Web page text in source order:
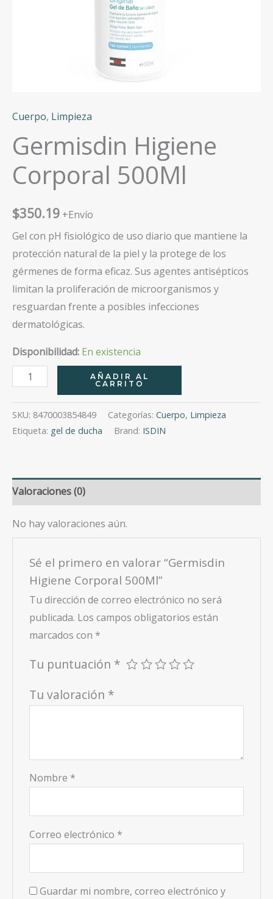
Cuerpo, Limpieza
Germisdin Higiene
Corporal 500Ml
$350.19 +Envío
Gel con pH fisiológico de uso diario que mantiene la
protección natural de la piel y la protege de los
gérmenes de forma eficaz. Sus agentes antisépticos
limitan la proliferación de microorganismos y
resguardan frente a posibles infecciones
dermatológicas.
Disponibilidad: En existencia
Germisdin
Higiene
Corporal
500Ml
AÑADIR AL
CARRITO
SKU: 8470003854849 Categorías: Cuerpo, Limpieza
Etiqueta: gel de ducha Brand: ISDIN
Valoraciones (0)
No hay valoraciones aún.
Sé el primero en valorar “Germisdin
Higiene Corporal 500Ml”
Tu dirección de correo electrónico no será
publicada. Los campos obligatorios están
marcados con *
Tu puntuación *
Tu valoración *
Nombre *
Correo electrónico *
Guardar mi nombre, correo electrónico y